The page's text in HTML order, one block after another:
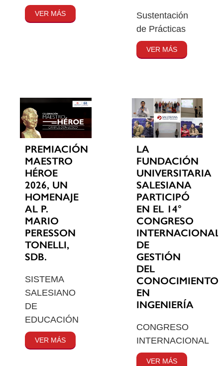
VER MÁS
Sustentación
de Prácticas
VER MÁS
PREMIACIÓN
MAESTRO
HÉROE
2026, UN
HOMENAJE
AL P.
MARIO
PERESSON
TONELLI,
SDB.
SISTEMA
SALESIANO
DE
EDUCACIÓN
VER MÁS
LA
FUNDACIÓN
UNIVERSITARIA
SALESIANA
PARTICIPÓ
EN EL 14°
CONGRESO
INTERNACIONAL
DE
GESTIÓN
DEL
CONOCIMIENTO
EN
INGENIERÍA
CONGRESO
INTERNACIONAL
VER MÁS